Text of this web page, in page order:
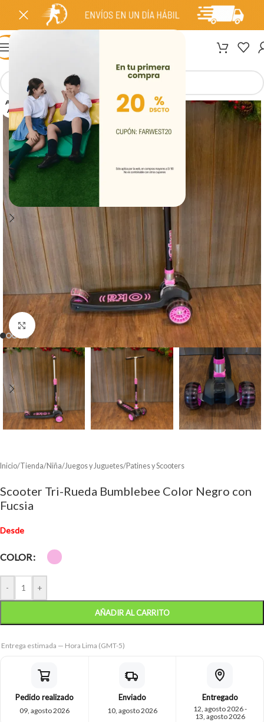
AGOT
ADO
Clic para ampliar
Inicio/Tienda/Niña/Juegos y Juguetes/Patines y Scooters
Scooter Tri-Rueda Bumblebee Color Negro con
Fucsia
Desde
COLOR
- +
AÑADIR AL CARRITO
Entrega estimada — Hora Lima (GMT-5)
Pedido realizado
09, agosto 2026
Enviado
10, agosto 2026
Entregado
12, agosto 2026 -
13, agosto 2026